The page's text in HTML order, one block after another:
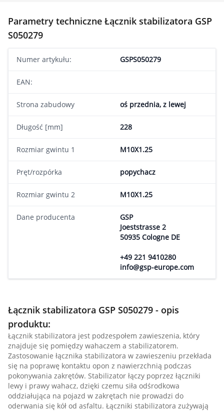
Parametry techniczne Łącznik stabilizatora GSP
S050279
Numer artykułu: GSPS050279
EAN:
Strona zabudowy oś przednia, z lewej
Długość [mm] 228
Rozmiar gwintu 1 M10X1.25
Pręt/rozpórka popychacz
Rozmiar gwintu 2 M10X1.25
Dane producenta
GSP
Joeststrasse 2
50935 Cologne DE
+49 221 9410280
info@gsp-europe.com
Łącznik stabilizatora GSP S050279 - opis
produktu:
Łącznik stabilizatora jest podzespołem zawieszenia, który
znajduje się pomiędzy wahaczem a stabilizatorem.
Zastosowanie łącznika stabilizatora w zawieszeniu przekłada
się na poprawę kontaktu opon z nawierzchnią podczas
pokonywania zakrętów. Stabilizator łączy poprzez łączniki
lewy i prawy wahacz, dzięki czemu siła odśrodkowa
oddziałująca na pojazd w zakrętach nie prowadzi do
oderwania się kół od asfaltu. Łączniki stabilizatora zużywają